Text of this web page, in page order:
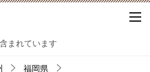
まれています
福岡県